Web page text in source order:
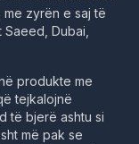
zyrën e saj të
Dubai,
produkte me
tejkalojnë
të bjerë ashtu si
më pak se